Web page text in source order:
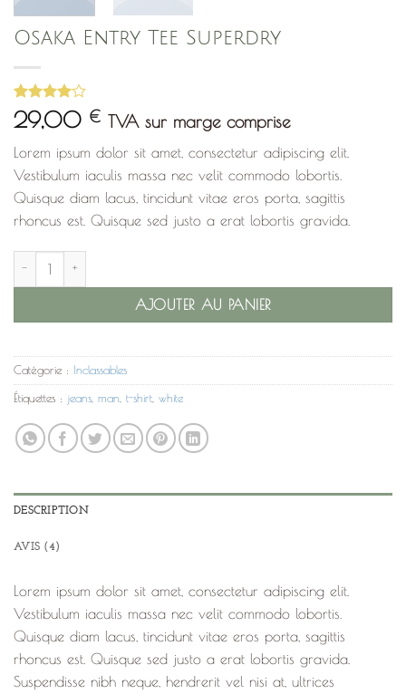
Osaka Entry Tee Superdry
Noté4
sur 5
4
notations
client
29,00 € TVA sur marge comprise
Lorem ipsum dolor sit amet, consectetur adipiscing elit.
Vestibulum iaculis massa nec velit commodo lobortis.
Quisque diam lacus, tincidunt vitae eros porta, sagittis
rhoncus est. Quisque sed justo a erat lobortis gravida.
quantité de Osaka Entry Tee Superdry
AJOUTER AU PANIER
Catégorie : Inclassables
Étiquettes : jeans man t-shirt white
DESCRIPTION
AVIS (4)
Lorem ipsum dolor sit amet, consectetur adipiscing elit.
Vestibulum iaculis massa nec velit commodo lobortis.
Quisque diam lacus, tincidunt vitae eros porta, sagittis
rhoncus est. Quisque sed justo a erat lobortis gravida.
Suspendisse nibh neque, hendrerit vel nisi at, ultrices